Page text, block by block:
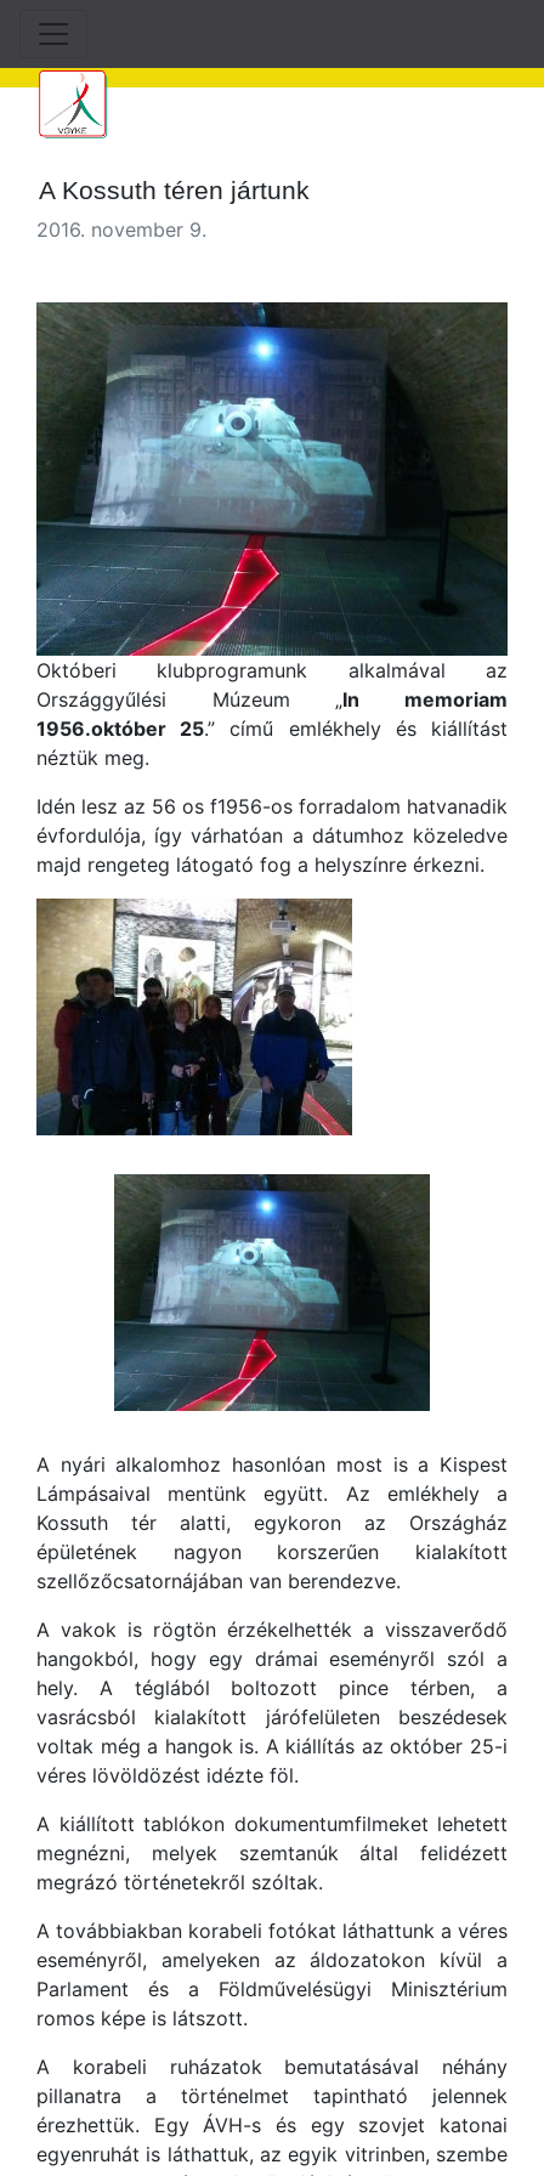
A Kossuth téren jártunk
2016. november 9.
Októberi klubprogramunk alkalmával az
Országgyűlési Múzeum „In memoriam
1956.október 25.” című emlékhely és kiállítást
néztük meg.
Idén lesz az 56 os f1956-os forradalom hatvanadik
évfordulója, így várhatóan a dátumhoz közeledve
majd rengeteg látogató fog a helyszínre érkezni.
A nyári alkalomhoz hasonlóan most is a Kispest
Lámpásaival mentünk együtt. Az emlékhely a
Kossuth tér alatti, egykoron az Országház
épületének nagyon korszerűen kialakított
szellőzőcsatornájában van berendezve.
A vakok is rögtön érzékelhették a visszaverődő
hangokból, hogy egy drámai eseményről szól a
hely. A téglából boltozott pince térben, a
vasrácsból kialakított járófelületen beszédesek
voltak még a hangok is. A kiállítás az október 25-i
véres lövöldözést idézte föl.
A kiállított tablókon dokumentumfilmeket lehetett
megnézni, melyek szemtanúk által felidézett
megrázó történetekről szóltak.
A továbbiakban korabeli fotókat láthattunk a véres
eseményről, amelyeken az áldozatokon kívül a
Parlament és a Földművelésügyi Minisztérium
romos képe is látszott.
A korabeli ruházatok bemutatásával néhány
pillanatra a történelmet tapintható jelennek
érezhettük. Egy ÁVH-s és egy szovjet katonai
egyenruhát is láthattuk, az egyik vitrinben, szembe